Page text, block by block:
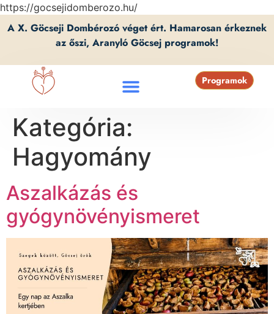
https://gocsejidomberozo.hu/
A X. Göcseji Dombérozó véget ért. Hamarosan érkeznek
az őszi, Aranyló Göcsej programok!
Programok
Kategória:
Hagyomány
Aszalkázás és
gyógynövényismeret